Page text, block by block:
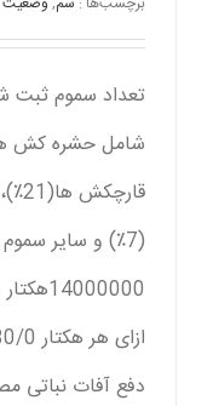
دفع آفات نباتی